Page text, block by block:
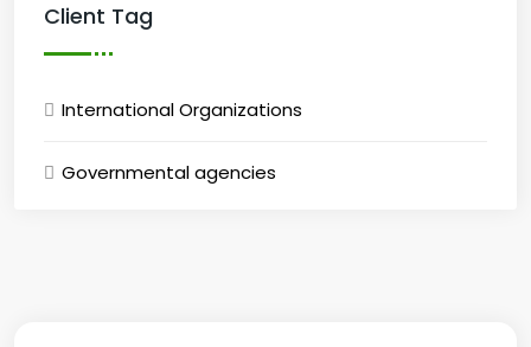
Client Tag
International Organizations
Governmental agencies